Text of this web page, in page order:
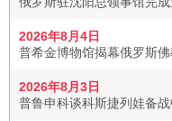
2026年8月4日
普希金博物馆揭幕俄罗斯
2026年8月3日
普鲁申科谈科斯捷列娃备